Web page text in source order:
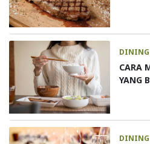
DINING
CARA
YANG
DINING